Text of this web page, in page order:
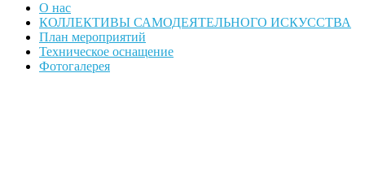
О нас
КОЛЛЕКТИВЫ САМОДЕЯТЕЛЬНОГО ИСКУССТВА
План мероприятий
Техническое оснащение
Фотогалерея